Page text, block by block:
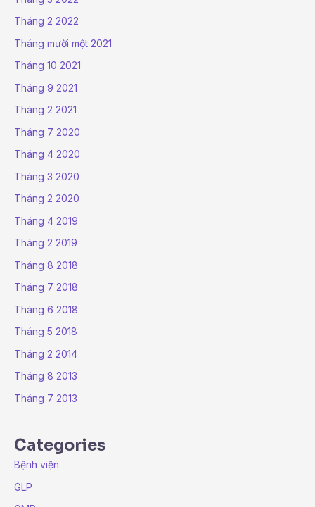
Tháng 2 2022
Tháng mười một 2021
Tháng 10 2021
Tháng 9 2021
Tháng 2 2021
Tháng 7 2020
Tháng 4 2020
Tháng 3 2020
Tháng 2 2020
Tháng 4 2019
Tháng 2 2019
Tháng 8 2018
Tháng 7 2018
Tháng 6 2018
Tháng 5 2018
Tháng 2 2014
Tháng 8 2013
Tháng 7 2013
Categories
Bệnh viện
GLP